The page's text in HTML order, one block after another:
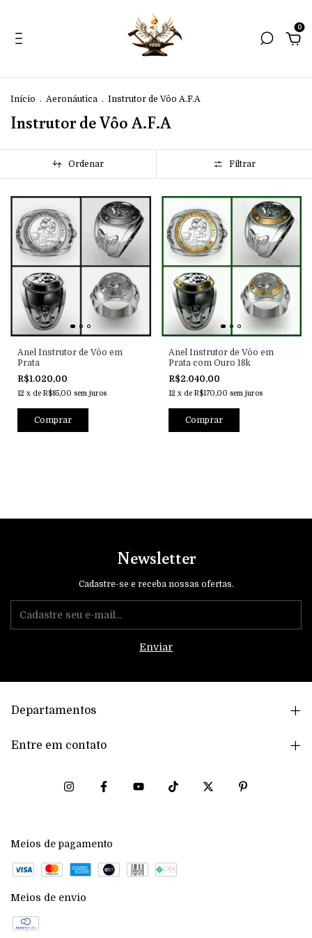
0
Início . Aeronáutica . Instrutor de Vôo A.F.A
Instrutor de Vôo A.F.A
Ordenar Filtrar
Anel Instrutor de Vôo em
Prata
R$1.020,00
12 x de R$85,00 sem juros
Anel Instrutor de Vôo em
Prata com Ouro 18k
R$2.040,00
12 x de R$170,00 sem juros
Newsletter
Cadastre-se e receba nossas ofertas.
Departamentos
Entre em contato
Meios de pagamento
Meios de envio